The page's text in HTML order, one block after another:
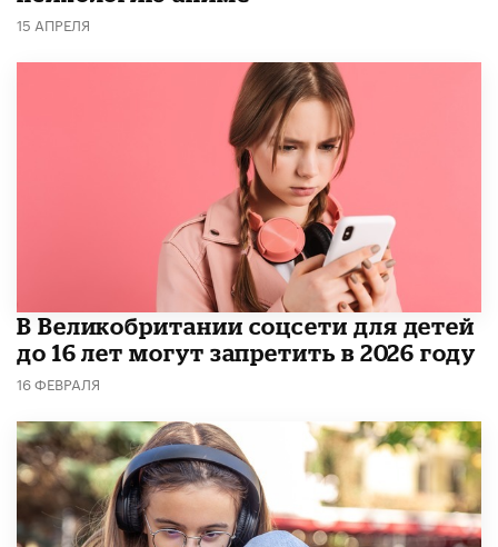
15 АПРЕЛЯ
В Великобритании соцсети для детей
до 16 лет могут запретить в 2026 году
16 ФЕВРАЛЯ